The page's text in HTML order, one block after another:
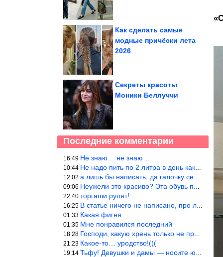
Как сделать самые
модные причёски лета
2026
Секреты красоты
Моники Беллуччи
Последние комментарии
16:49 Не знаю… не знаю…
10:44 Не надо пить по 2 литра в день как советуют, пейте только когда
12:02 а лишь бы написать, да галочку себе поставить: я написала статью
09:06 Неужели это красиво? Эта обувь похожа на копыто животного, не хв
22:40 торгаши рулят!
16:25 В статье ничего не написано, про ловушки при выкладывании товара
01:33 Какая фигня.
01:35 Мне понравился последний
18:28 Господи, какую хрень только не придумают, лишь бы бабла срубить!
21:23 Какое-то… уродство!(((
19:14 Тьфу! Девушки и дамы — носите юбки(пожалуйста), любые штаны на ж